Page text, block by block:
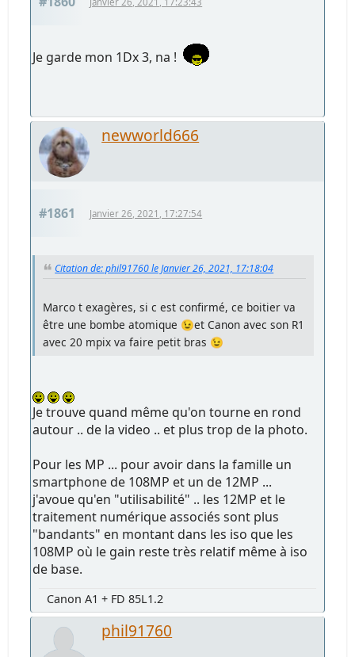
Je garde mon 1Dx 3, na !
newworld666
#1861 Janvier 26, 2021, 17:27:54
Citation de: phil91760 le Janvier 26, 2021, 17:18:04
Marco t exagères, si c est confirmé, ce boitier va
être une bombe atomique 😉et Canon avec son R1
avec 20 mpix va faire petit bras 😉
Je trouve quand même qu'on tourne en rond
autour .. de la video .. et plus trop de la photo.
Pour les MP ... pour avoir dans la famille un
smartphone de 108MP et un de 12MP ...
j'avoue qu'en "utilisabilité" .. les 12MP et le
traitement numérique associés sont plus
"bandants" en montant dans les iso que les
108MP où le gain reste très relatif même à iso
de base.
Canon A1 + FD 85L1.2
phil91760